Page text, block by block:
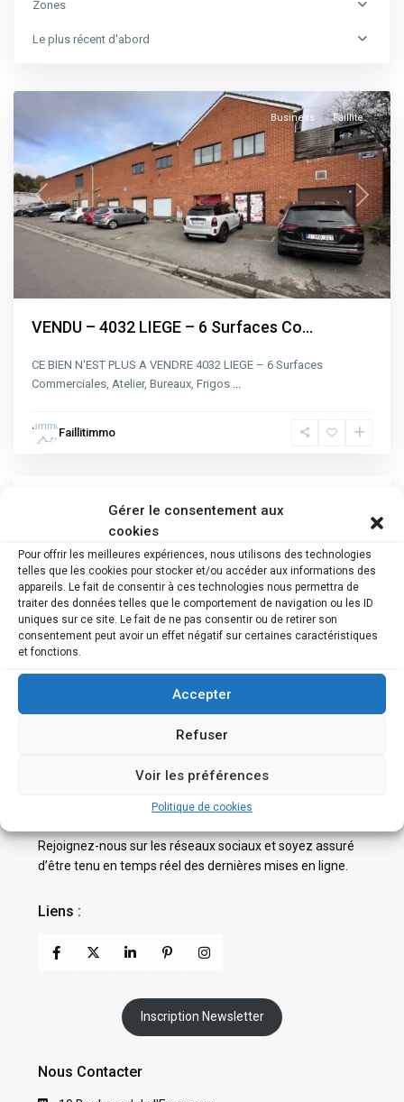
Gérer le consentement aux
cookies
Pour offrir les meilleures expériences, nous utilisons des technologies
telles que les cookies pour stocker et/ou accéder aux informations des
appareils. Le fait de consentir à ces technologies nous permettra de
traiter des données telles que le comportement de navigation ou les ID
uniques sur ce site. Le fait de ne pas consentir ou de retirer son
consentement peut avoir un effet négatif sur certaines caractéristiques
et fonctions.
Accepter
Refuser
Voir les préférences
Politique de cookies
Zones
Le plus récent d'abord
de
Liège
Previous Next
Business Faillite
VENDU – 4032 LIEGE – 6 Surfaces Co...
CE BIEN N'EST PLUS A VENDRE 4032 LIEGE – 6 Surfaces
Commerciales, Atelier, Bureaux, Frigos ...
Faillitimmo
Advanced Search
Catégorie
Type de bien
Ville
Recherche
Rejoignez-nous sur les réseaux sociaux et soyez assuré
d’être tenu en temps réel des dernières mises en ligne.
Liens :
Inscription Newsletter
Nous Contacter